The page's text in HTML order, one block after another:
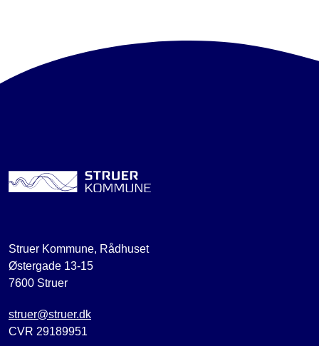
Struer Kommune, Rådhuset
Østergade 13-15
7600 Struer
struer@struer.dk
CVR 29189951